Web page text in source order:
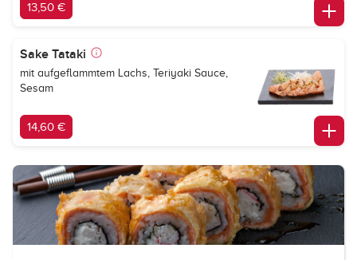
13,50 €
Sake Tataki
mit aufgeflammtem Lachs, Teriyaki Sauce,
Sesam
14,60 €